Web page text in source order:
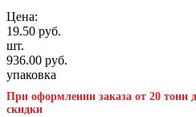
Цена:
19.50 руб.
шт.
936.00 руб.
упаковка
При оформлении заказа от 20 тонн
скидки